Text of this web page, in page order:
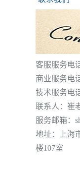
客服服务电
商业服务电
技术服务电
联系人：崔
服务邮箱：
地址：上海
楼107室